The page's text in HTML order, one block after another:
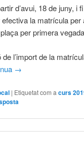
d’avui, 18 de juny, i
efectiva la matrícula per
per primera
l’import de la
→
| Etiquetat com a curs